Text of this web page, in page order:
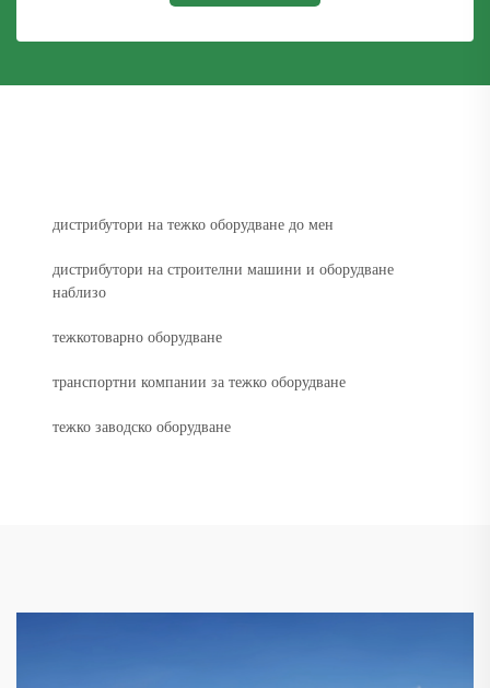
дистрибутори на тежко оборудване до мен
дистрибутори на строителни машини и оборудване
наблизо
тежкотоварно оборудване
транспортни компании за тежко оборудване
тежко заводско оборудване